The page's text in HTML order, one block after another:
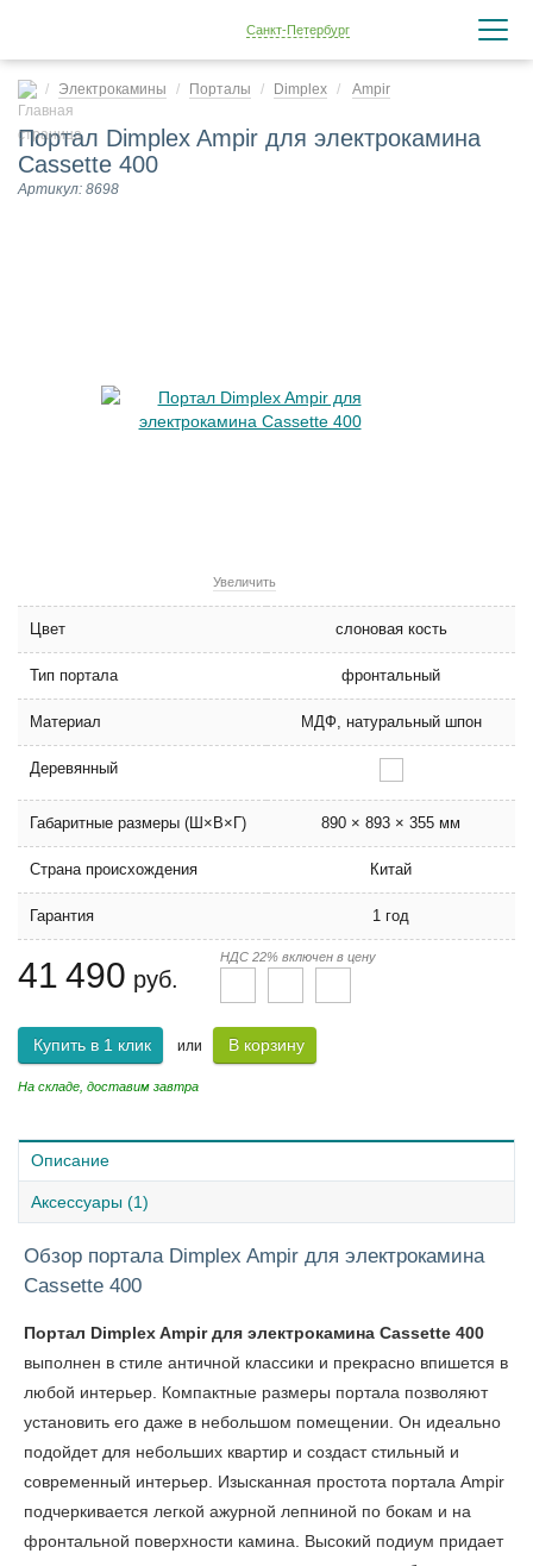
Санкт-Петербург
Электрокамины Порталы Dimplex Ampir
Портал Dimplex Ampir для электрокамина
Cassette 400
Артикул: 8698
Увеличить
Цвет слоновая кость
Тип портала фронтальный
Материал МДФ, натуральный шпон
Деревянный
Габаритные размеры (Ш×В×Г) 890 × 893 × 355 мм
Страна происхождения Китай
Гарантия 1 год
41 490 руб.
НДС 22% включен в цену
Купить в 1 клик или В корзину
На складе, доставим завтра
Описание
Аксессуары (1)
Обзор портала Dimplex Ampir для электрокамина
Cassette 400
Портал Dimplex Ampir для электрокамина Cassette 400
выполнен в стиле античной классики и прекрасно впишется в
любой интерьер. Компактные размеры портала позволяют
установить его даже в небольшом помещении. Он идеально
подойдет для небольших квартир и создаст стильный и
современный интерьер. Изысканная простота портала Ampir
подчеркивается легкой ажурной лепниной по бокам и на
фронтальной поверхности камина. Высокий подиум придает